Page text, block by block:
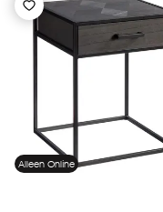
Alleen Online